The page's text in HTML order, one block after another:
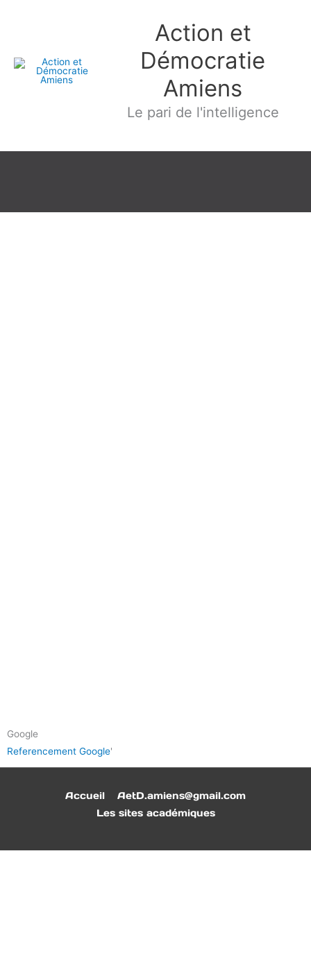
Action et
Démocratie
Amiens
Le pari de l'intelligence
Google
Referencement Google'
Accueil
AetD.amiens@gmail.com
Les sites académiques